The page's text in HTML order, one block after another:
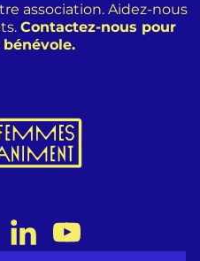
association. Aidez-nous
Contactez-nous pour